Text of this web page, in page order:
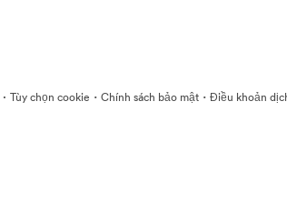
· Tùy chọn cookie · Chính sách bảo mật · Điều khoản